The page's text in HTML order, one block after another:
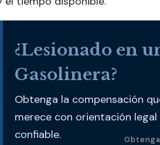
¿Lesionado en
Gasolinera?
Obtenga la compensación
merece con orientación legal
confiable.